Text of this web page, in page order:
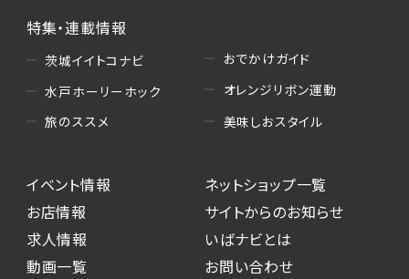
・読者プレゼント、アンケート等、当サービスが実
施するキャンペーンの抽選、当選者への連絡及
び発送 ・ユーザーの趣向や属性情報等の分析
（5）広告主への問い合わせ・応募等への対応
・本サービスを通じて求人広告に応募した際の
選考に関する連絡
・本サービスを通じて店舗への来店予約を登録
した際の内容確認、返答
特集・連載情報
茨城イイトコナビ
水戸ホーリーホック
旅のススメ
おでかけガイド
オレンジリボン運動
美味しおスタイル
イベント情報
お店情報
求人情報
動画一覧
ネットショップ一覧
サイトからのお知らせ
いばナビとは
お問い合わせ